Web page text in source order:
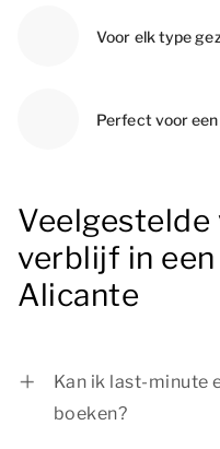
Voor elk type
Perfect voor
Veelgestelde
verblijf in
Alicante
Kan ik last-minute
boeken?